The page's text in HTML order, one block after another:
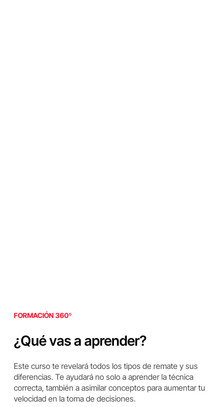
FORMACIÓN 360º
¿Qué vas a aprender?
Este curso te revelará todos los tipos de remate y sus
diferencias. Te ayudará no solo a aprender la técnica
correcta, también a asimilar conceptos para aumentar tu
velocidad en la toma de decisiones.